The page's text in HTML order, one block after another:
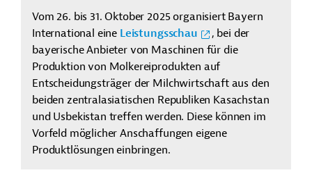
Vom 26. bis 31. Oktober 2025 organisiert Bayern
International eine Leistungsschau
, bei der
bayerische Anbieter von Maschinen für die
Produktion von Molkereiprodukten auf
Entscheidungsträger der Milchwirtschaft aus den
beiden zentralasiatischen Republiken Kasachstan
und Usbekistan treffen werden. Diese können im
Vorfeld möglicher Anschaffungen eigene
Produktlösungen einbringen.